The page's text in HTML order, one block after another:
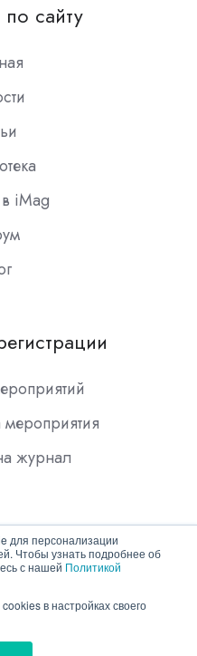
для персонализации
Чтобы узнать подробнее об
с нашей Политикой
в настройках своего
Slackсайту
iMag
мероприятия
журнал
ООО "Гротек"